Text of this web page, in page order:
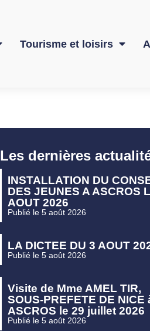
Tourisme et loisirs
Les dernières
INSTALLATION DU
DES JEUNES A ASCROS
AOUT 2026
Publié le 5 août 2026
LA DICTEE DU 3 AOUT
Publié le 5 août 2026
Visite de Mme AMEL TIR,
SOUS-PREFETE DE NICE
ASCROS le 29 juillet 2026
Publié le 5 août 2026